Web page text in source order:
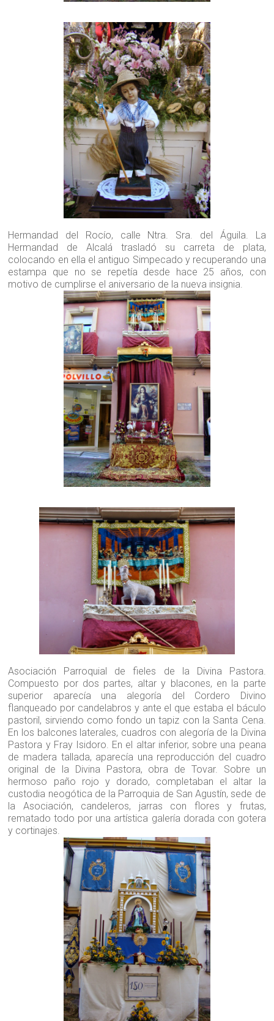
Hermandad del Rocío, calle Ntra. Sra. del Águila. La
Hermandad de Alcalá trasladó su carreta de plata,
colocando en ella el antiguo Simpecado y recuperando una
estampa que no se repetía desde hace 25 años, con
motivo de cumplirse el aniversario de la nueva insignia.
Asociación Parroquial de fieles de la Divina Pastora.
Compuesto por dos partes, altar y blacones, en la parte
superior aparecía una alegoría del Cordero Divino
flanqueado por candelabros y ante el que estaba el báculo
pastoril, sirviendo como fondo un tapiz con la Santa Cena.
En los balcones laterales, cuadros con alegoría de la Divina
Pastora y Fray Isidoro. En el altar inferior, sobre una peana
de madera tallada, aparecía una reproducción del cuadro
original de la Divina Pastora, obra de Tovar. Sobre un
hermoso paño rojo y dorado, completaban el altar la
custodia neogótica de la Parroquia de San Agustín, sede de
la Asociación, candeleros, jarras con flores y frutas,
rematado todo por una artística galería dorada con gotera
y cortinajes.